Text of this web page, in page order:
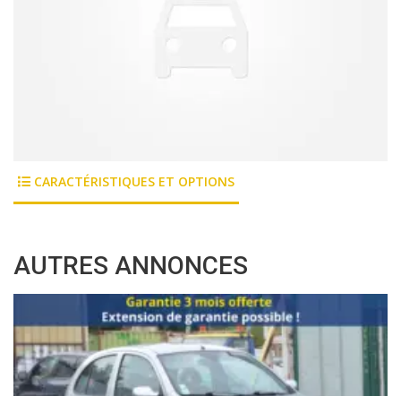
CARACTÉRISTIQUES ET OPTIONS
AUTRES ANNONCES